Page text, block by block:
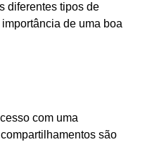
diferentes tipos de
de uma boa
com uma
são